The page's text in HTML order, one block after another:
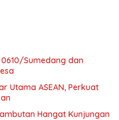
0610/Sumedang dan
Utama ASEAN, Perkuat
Hangat Kunjungan